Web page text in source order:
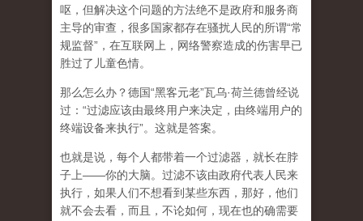
呕，但解决这个问题的方法绝不是政府和服务商
主导的审查，很多国家都存在骚扰人民的所谓“常
规监督”，在互联网上，网络警察造成的伤害早已
胜过了儿童色情。
那么怎么办？德国“黑客元老”瓦乌·荷兰德曾经说
过：“过滤应该由最终用户来决定，由终端用户的
终端设备来执行”。这就是答案。
也就是说，每个人都带着一个过滤器，就长在脖
子上——你的大脑。过滤不该由政府代表人民来
执行，如果人们不想看到某些东西，那好，他们
就不会去看，而且，不论如何，现在也的确需要